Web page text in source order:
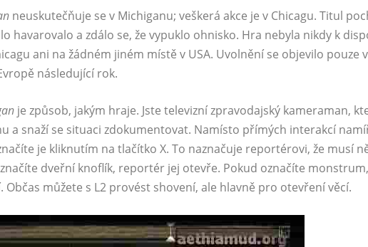
neuskutečňuje se v Michiganu; veškerá akce je v Chicagu. Titul
havarovalo a zdálo se, že vypuklo ohnisko. Hra nebyla nikdy k
ani na žádném jiném místě v USA. Uvolnění se objevilo pouze v
následující rok.
je způsob, jakým hraje. Jste televizní zpravodajský kameraman,
a snaží se situaci zdokumentovat. Namísto přímých interakcí
je kliknutím na tlačítko X. To naznačuje reportérovi, že musí
dveřní knoflík, reportér jej otevře. Pokud označíte monstrum,
můžete s L2 provést shovení, ale hlavně pro otevření věcí.